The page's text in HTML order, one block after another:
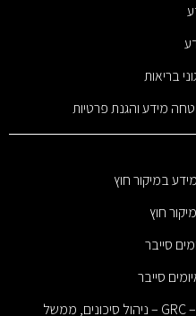
GRC – Governance, Risk & Compliance – ניהול סיכונים, ממשל